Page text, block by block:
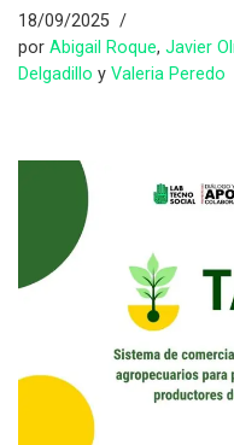
18/09/2025
por Abigail Roque, Javier
Delgadillo y Valeria Peredo